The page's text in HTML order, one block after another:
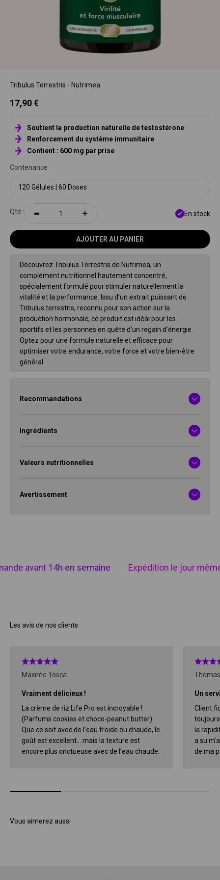
Tribulus Terrestris - Nutrimea
Prix de vente
17,90 €
Soutient la production naturelle de testostérone
Renforcement du système immunitaire
Contient : 600 mg par prise
Contenance :
120 Gélules | 60 Doses
Qté : En stock
AJOUTER AU PANIER
Découvrez Tribulus Terrestris de Nutrimea, un
complément nutritionnel hautement concentré,
spécialement formulé pour stimuler naturellement la
vitalité et la performance. Issu d’un extrait puissant de
Tribulus terrestris, reconnu pour son action sur la
production hormonale, ce produit est idéal pour les
sportifs et les personnes en quête d’un regain d’énergie.
Optez pour une formule naturelle et efficace pour
optimiser votre endurance, votre force et votre bien-être
général.
Recommandations
Ingrédients
Valeurs nutritionnelles
Avertissement
avant 14h en semaine Expédition le jour
Les avis de nos clients
Maxime Tosca
Vraiment délicieux !
La crème de riz Life Pro est incroyable !
(Parfums cookies et choco-peanut butter).
Que ce soit avec de l’eau froide ou chaude, le
goût est excellent… mais la texture est
encore plus onctueuse avec de l’eau chaude.
Un
Client
la
a su
de ma
Vous aimerez aussi